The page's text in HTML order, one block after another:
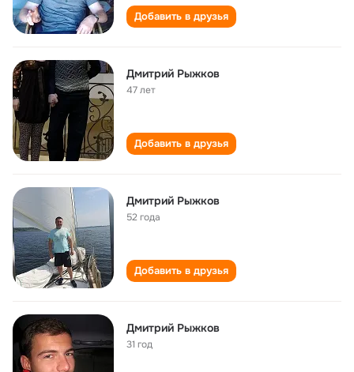
Добавить в друзья
Дмитрий Рыжков
47 лет
Добавить в друзья
Дмитрий Рыжков
52 года
Добавить в друзья
Дмитрий Рыжков
31 год